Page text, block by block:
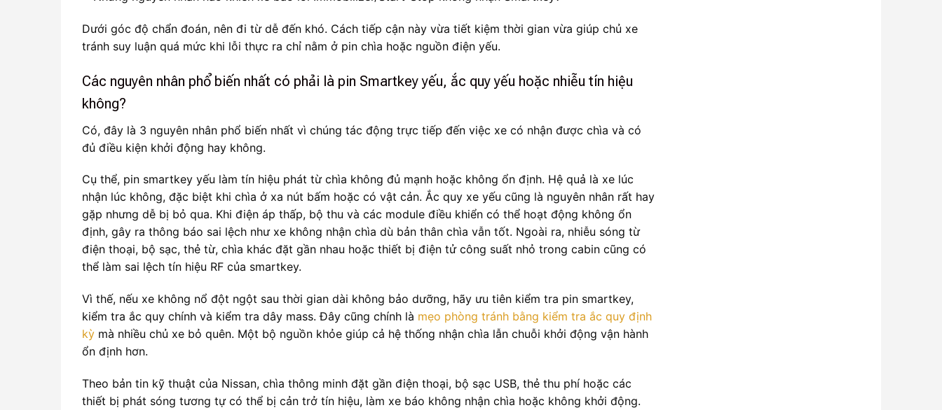
Dưới góc độ chẩn đoán, nên đi từ dễ đến khó. Cách tiếp cận này vừa tiết kiệm thời gian vừa giúp chủ xe
tránh suy luận quá mức khi lỗi thực ra chỉ nằm ở pin chìa hoặc nguồn điện yếu.
Các nguyên nhân phổ biến nhất có phải là pin Smartkey yếu, ắc quy yếu hoặc nhiễu tín hiệu
không?
Có, đây là 3 nguyên nhân phổ biến nhất vì chúng tác động trực tiếp đến việc xe có nhận được chìa và có
đủ điều kiện khởi động hay không.
Cụ thể, pin smartkey yếu làm tín hiệu phát từ chìa không đủ mạnh hoặc không ổn định. Hệ quả là xe lúc
nhận lúc không, đặc biệt khi chìa ở xa nút bấm hoặc có vật cản. Ắc quy xe yếu cũng là nguyên nhân rất hay
gặp nhưng dễ bị bỏ qua. Khi điện áp thấp, bộ thu và các module điều khiển có thể hoạt động không ổn
định, gây ra thông báo sai lệch như xe không nhận chìa dù bản thân chìa vẫn tốt. Ngoài ra, nhiễu sóng từ
điện thoại, bộ sạc, thẻ từ, chìa khác đặt gần nhau hoặc thiết bị điện tử công suất nhỏ trong cabin cũng có
thể làm sai lệch tín hiệu RF của smartkey.
Vì thế, nếu xe không nổ đột ngột sau thời gian dài không bảo dưỡng, hãy ưu tiên kiểm tra pin smartkey,
kiểm tra ắc quy chính và kiểm tra dây mass. Đây cũng chính là mẹo phòng tránh bằng kiểm tra ắc quy định
kỳ mà nhiều chủ xe bỏ quên. Một bộ nguồn khỏe giúp cả hệ thống nhận chìa lẫn chuỗi khởi động vận hành
ổn định hơn.
Theo bản tin kỹ thuật của Nissan, chìa thông minh đặt gần điện thoại, bộ sạc USB, thẻ thu phí hoặc các
thiết bị phát sóng tương tự có thể bị cản trở tín hiệu, làm xe báo không nhận chìa hoặc không khởi động.